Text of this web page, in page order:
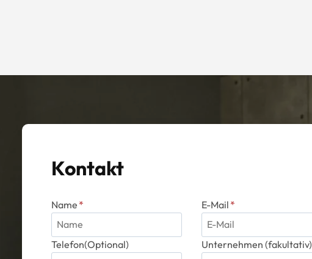
Kontakt
Name * E-Mail *
Telefon(Optional) Unternehmen (fakultativ)